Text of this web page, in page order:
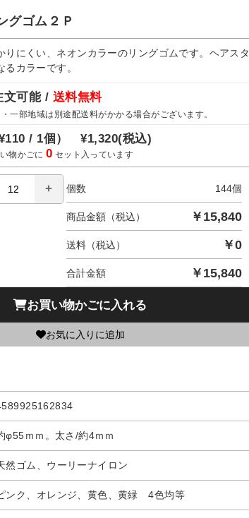
グゴム２Ｐ
りにくい、ネオンカラーのリングゴムです。ヘアスタ
カラーです。
文可能 / 送料無料
一部地域は別途配送料がかかる場合がございます。
/ 1個）¥1,320(税込)
物かごに0 セット入っています
個数 144個
商品金額（税込） ￥ 15,840
送料（税込） ￥0
合計金額 ￥ 15,840
お買い物かごに入れる
お気に入りに追加
φ55ｍｍ。太さ/約4ｍｍ
然ゴム、ウーリーナイロン
ンク、オレンジ、黄色、黄緑 4色均等